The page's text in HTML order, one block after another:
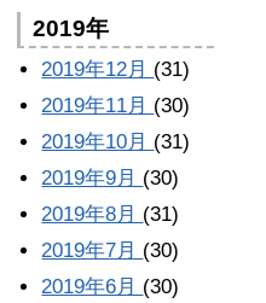
2019年
2019年12月 (31)
2019年11月 (30)
2019年10月 (31)
2019年9月 (30)
2019年8月 (31)
2019年7月 (30)
2019年6月 (30)